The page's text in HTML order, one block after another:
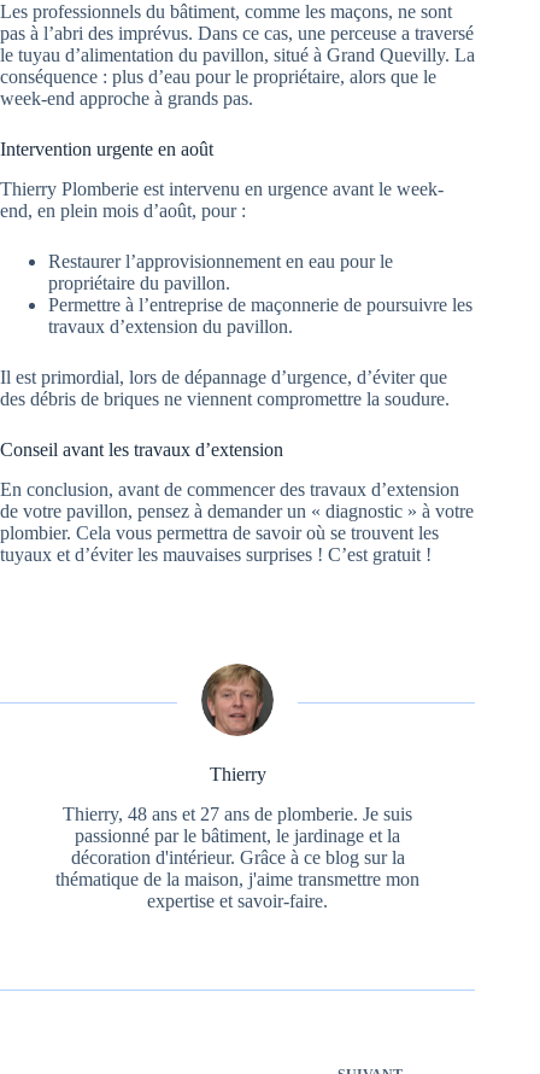
Les professionnels du bâtiment, comme les maçons, ne sont
pas à l’abri des imprévus. Dans ce cas, une perceuse a traversé
le tuyau d’alimentation du pavillon, situé à Grand Quevilly. La
conséquence : plus d’eau pour le propriétaire, alors que le
week-end approche à grands pas.
Intervention urgente en août
Thierry Plomberie est intervenu en urgence avant le week-
end, en plein mois d’août, pour :
Restaurer l’approvisionnement en eau pour le
propriétaire du pavillon.
Permettre à l’entreprise de maçonnerie de poursuivre les
travaux d’extension du pavillon.
Il est primordial, lors de dépannage d’urgence, d’éviter que
des débris de briques ne viennent compromettre la soudure.
Conseil avant les travaux d’extension
En conclusion, avant de commencer des travaux d’extension
de votre pavillon, pensez à demander un « diagnostic » à votre
plombier. Cela vous permettra de savoir où se trouvent les
tuyaux et d’éviter les mauvaises surprises ! C’est gratuit !
Thierry
Thierry, 48 ans et 27 ans de plomberie. Je suis
passionné par le bâtiment, le jardinage et la
décoration d'intérieur. Grâce à ce blog sur la
thématique de la maison, j'aime transmettre mon
expertise et savoir-faire.